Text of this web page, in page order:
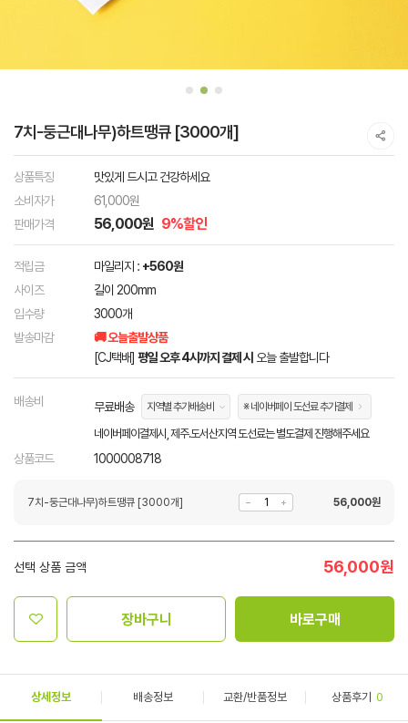
7치-둥근대나무)하트땡큐 [3000개]
상품특징
맛있게 드시고 건강하세요
소비자가
61,000원
판매가격
56,000원 9%할인
적립금 마일리지 : +560원
사이즈
길이 200mm
입수량
3000개
발송마감
🚚 오늘출발상품
[CJ택배] 평일 오후 4시까지 결제 시 오늘 출발합니다
배송비 무료배송 지역별 추가배송비 ※ 네이버페이 도선료 추가결제
네이버페이결제시, 제주.도서산지역 도선료는 별도결제 진행해주세요
상품코드 1000008718
7치-둥근대나무)하트땡큐 [3000개] 56,000원
선택 상품 금액 56,000원
장바구니 바로구매
상세정보 배송정보 교환/반품정보 상품후기 0